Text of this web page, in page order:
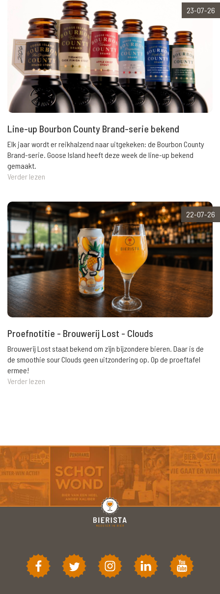
23-07-26
Line-up Bourbon County Brand-serie bekend
Elk jaar wordt er reikhalzend naar uitgekeken: de Bourbon County
Brand-serie. Goose Island heeft deze week de line-up bekend
gemaakt.
Verder lezen
22-07-26
Proefnotitie - Brouwerij Lost - Clouds
Brouwerij Lost staat bekend om zijn bijzondere bieren. Daar is de
de smoothie sour Clouds geen uitzondering op. Op de proeftafel
ermee!
Verder lezen